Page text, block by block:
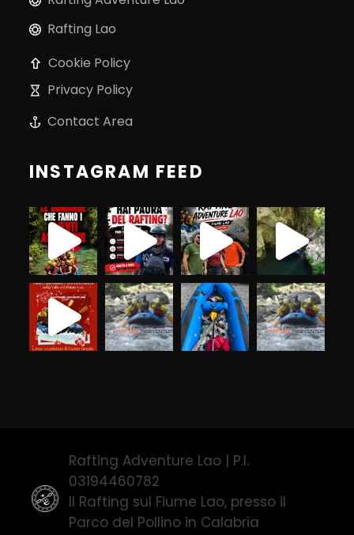
Rafting Lao
Cookie Policy
Privacy Policy
Contact Area
INSTAGRAM FEED
Rafting Adventure Lao | P.I.
03194460782
Il Rafting sul Fiume Lao, presso il
Parco del Pollino in Calabria